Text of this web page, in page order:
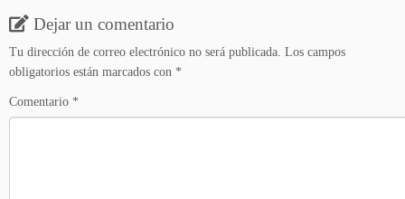
Dejar un comentario
Tu dirección de correo electrónico no será publicada. Los campos
obligatorios están marcados con *
Comentario *